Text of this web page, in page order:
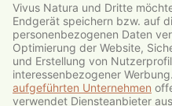
Tel: +43 (0) 3325 369 79
IMPRESSUM